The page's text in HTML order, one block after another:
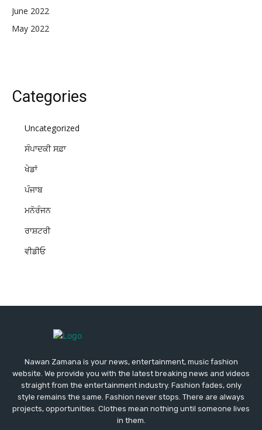
June 2022
May 2022
Categories
Uncategorized
ਸੰਪਾਦਕੀ ਸਫ਼ਾ
ਖੇਡਾਂ
ਪੰਜਾਬ
ਮਨੋਰੰਜਨ
ਰਾਸ਼ਟਰੀ
ਵੀਡੀਓ
Nawan Zamana is your news, entertainment, music fashion
website. We provide you with the latest breaking news and videos
straight from the entertainment industry. Fashion fades, only
style remains the same. Fashion never stops. There are always
projects, opportunities. Clothes mean nothing until someone lives
in them.